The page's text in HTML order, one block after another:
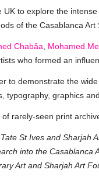
to explore the
of the Casablanca
Chabâa
Mohamed
who formed an
to demonstrate the
typography, graphics
rarely-seen print
St Ives and Sharjah
into the Casablanca
Art and Sharjah Art